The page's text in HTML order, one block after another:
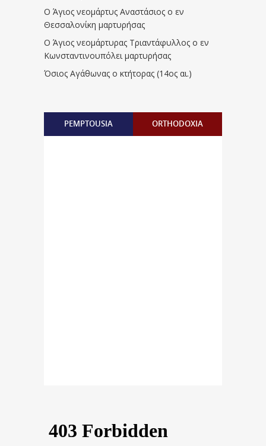
Ο Άγιος νεομάρτυς Αναστάσιος ο εν
Θεσσαλονίκη μαρτυρήσας
Ο Άγιος νεομάρτυρας Τριαντάφυλλος ο εν
Κωνσταντινουπόλει μαρτυρήσας
Όσιος Αγάθωνας ο κτήτορας (14ος αι.)
PEMPTOUSIA ORTHODOXIA